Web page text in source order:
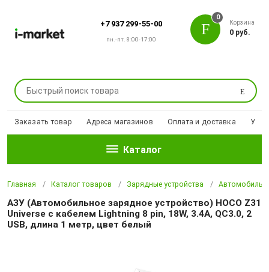
+7 937 299-55-00
пн.-пт. 8:00-17:00
Поиск
0
Корзина
0 руб.
Заказать товар Адреса магазинов Оплата и доставка
Каталог
Главная Каталог товаров Зарядные устройства
АЗУ (Автомобильное зарядное устройство) HOCO Z31
Universe с кабелем Lightning 8 pin, 18W, 3.4A, QC3.0, 2
USB, длина 1 метр, цвет белый